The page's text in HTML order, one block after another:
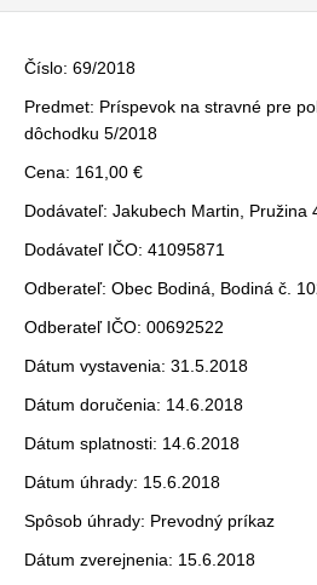
Formuláre
Číslo: 69/2018
Predmet: Príspevok na stravné pre
dôchodku 5/2018
Cena: 161,00 €
Dodávateľ: Jakubech Martin, Pružina
Dodávateľ IČO: 41095871
Odberateľ: Obec Bodiná, Bodiná č.
Odberateľ IČO: 00692522
Dátum vystavenia: 31.5.2018
Dátum doručenia: 14.6.2018
Dátum splatnosti: 14.6.2018
Dátum úhrady: 15.6.2018
Spôsob úhrady: Prevodný príkaz
Dátum zverejnenia: 15.6.2018